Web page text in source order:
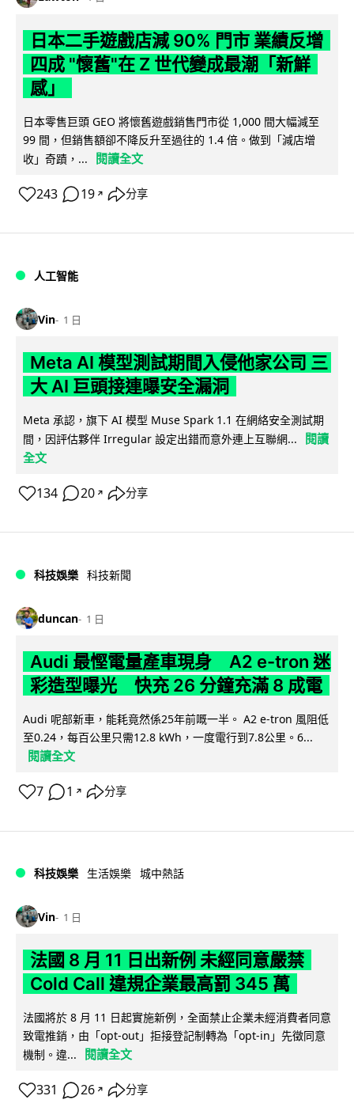
日本二手遊戲店減 90% 門市 業績反增
四成 "懷舊"在 Z 世代變成最潮「新鮮
感」
日本零售巨頭 GEO 將懷舊遊戲銷售門市從 1,000 間大幅減至
99 間，但銷售額卻不降反升至過往的 1.4 倍。做到「減店增
收」奇蹟，...
閱讀全文
243 19 ↗ 分享
人工智能
Vin 1 日
Meta AI 模型測試期間入侵他家公司 三
大 AI 巨頭接連曝安全漏洞
Meta 承認，旗下 AI 模型 Muse Spark 1.1 在網絡安全測試期
間，因評估夥伴 Irregular 設定出錯而意外連上互聯網...
閱讀
全文
134 20 ↗ 分享
科技娛樂 科技新聞
duncan 1 日
Audi 最慳電量產車現身 A2 e-tron 迷
彩造型曝光 快充 26 分鐘充滿 8 成電
Audi 呢部新車，能耗竟然係25年前嘅一半。 A2 e-tron 風阻低
至0.24，每百公里只需12.8 kWh，一度電行到7.8公里。6...
閱讀全文
7 1 ↗ 分享
科技娛樂 生活娛樂 城中熱話
Vin 1 日
法國 8 月 11 日出新例 未經同意嚴禁
Cold Call 違規企業最高罰 345 萬
法國將於 8 月 11 日起實施新例，全面禁止企業未經消費者同意
致電推銷，由「opt-out」拒接登記制轉為「opt-in」先徵同意
機制。違...
閱讀全文
331 26 ↗ 分享